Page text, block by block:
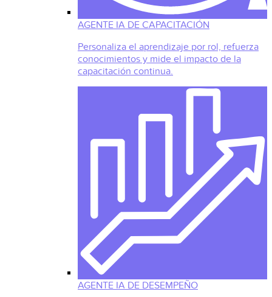
AGENTE IA DE CAPACITACIÓN
Personaliza el aprendizaje por rol, refuerza
conocimientos y mide el impacto de la
capacitación continua.
AGENTE IA DE DESEMPEÑO